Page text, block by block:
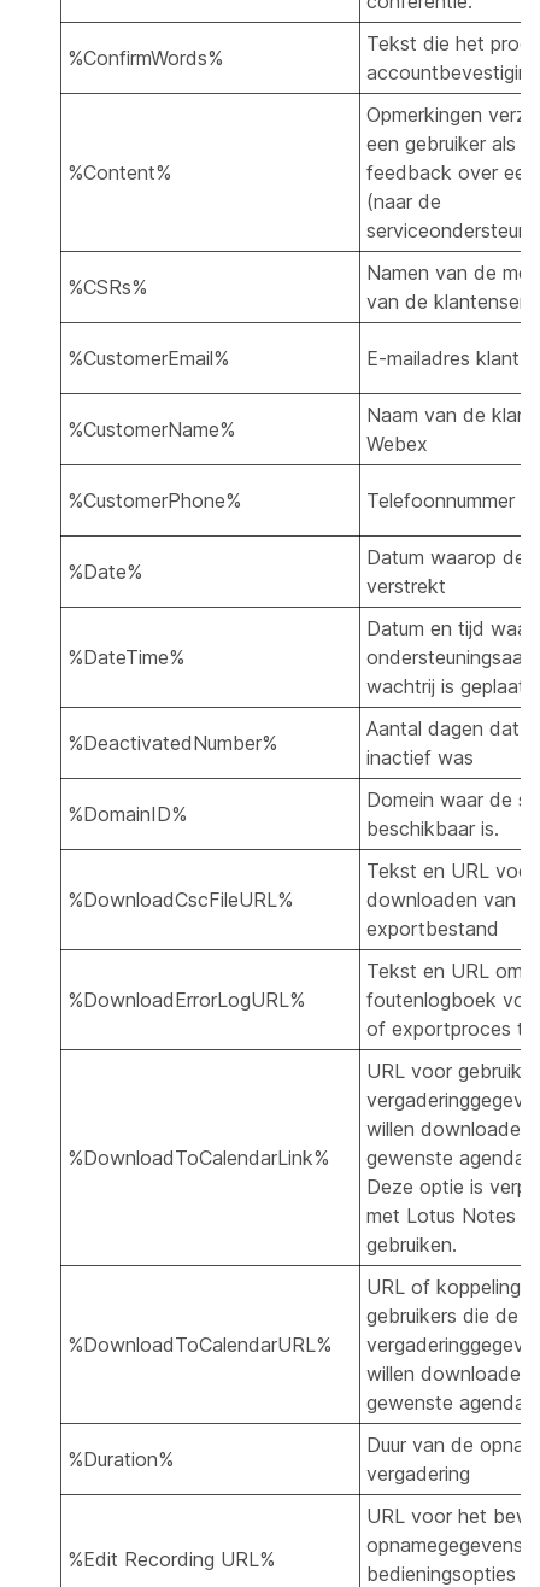
%ConfirmWords%
Tekst die het
%Content%
Opmerkingen
een gebruiker als
feedback over
(naar de
%CSRs%
Namen van de
van de
%CustomerEmail% E-mailadres klant
%CustomerName%
Naam van de
Webex
%CustomerPhone% Telefoonnummer
%Date%
Datum waarop de
verstrekt
%DateTime%
Datum en tijd
wachtrij is
%DeactivatedNumber%
Aantal dagen dat
inactief was
%DomainID%
Domein waar de
beschikbaar is.
%DownloadCscFileURL%
Tekst en URL
downloaden van
exportbestand
%DownloadErrorLogURL%
Tekst en URL om
foutenlogboek
of exportproces
%DownloadToCalendarLink%
URL voor
willen downloaden
gewenste agenda-
Deze optie is
met Lotus Notes
gebruiken.
%DownloadToCalendarURL%
URL of koppeling
gebruikers die de
willen downloaden
gewenste agenda-
%Duration%
Duur van de
vergadering
%Edit Recording URL%
URL voor het
opnamegegevens
bedieningsopties